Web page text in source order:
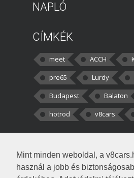
Mint minden weboldal, a
használ a jobb és
NAPLÓ
CÍMKÉK
meet ACCH
pre65
Lurdy
Budapest
Balaton
hotrod
v8cars
kortisz:Elszúrtam!
darabbaal számoltam. Nem